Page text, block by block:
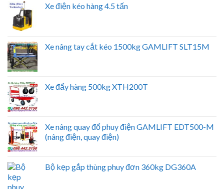
Xe điện kéo hàng 4.5 tấn
Xe nâng tay cắt kéo 1500kg GAMLIFT SLT15M
Xe đẩy hàng 500kg XTH200T
Xe nâng quay đổ phuy điện GAMLIFT EDT500-M
(nâng điện, quay điện)
Bộ kẹp gắp thùng phuy đơn 360kg DG360A